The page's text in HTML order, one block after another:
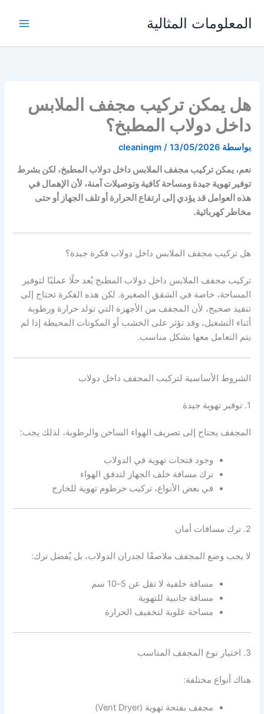
المعلومات المثالية
هل يمكن تركيب مجفف الملابس
داخل دولاب المطبخ؟
بواسطة cleaningm / 13/05/2026
نعم، يمكن تركيب مجفف الملابس داخل دولاب المطبخ، لكن بشرط
توفير تهوية جيدة ومساحة كافية وتوصيلات آمنة، لأن الإهمال في
هذه العوامل قد يؤدي إلى ارتفاع الحرارة أو تلف الجهاز أو حتى
مخاطر كهربائية.
هل تركيب مجفف الملابس داخل دولاب فكرة جيدة؟
تركيب مجفف الملابس داخل دولاب المطبخ يُعد حلًا عمليًا لتوفير
المساحة، خاصة في الشقق الصغيرة. لكن هذه الفكرة تحتاج إلى
تنفيذ صحيح، لأن المجفف من الأجهزة التي تولد حرارة ورطوبة
أثناء التشغيل، وقد تؤثر على الخشب أو المكونات المحيطة إذا لم
يتم التعامل معها بشكل مناسب.
الشروط الأساسية لتركيب المجفف داخل دولاب
1. توفير تهوية جيدة
المجفف يحتاج إلى تصريف الهواء الساخن والرطوبة، لذلك يجب:
وجود فتحات تهوية في الدولاب
ترك مسافة خلف الجهاز لتدفق الهواء
في بعض الأنواع، تركيب خرطوم تهوية للخارج
2. ترك مسافات أمان
لا يجب وضع المجفف ملاصقًا لجدران الدولاب، بل يُفضل ترك:
مسافة خلفية لا تقل عن 5–10 سم
مسافة جانبية للتهوية
مساحة علوية لتخفيف الحرارة
3. اختيار نوع المجفف المناسب
هناك أنواع مختلفة:
مجفف بفتحة تهوية (Vent Dryer)